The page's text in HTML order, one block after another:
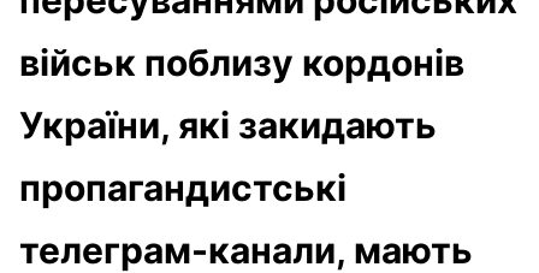
військ поблизу кордонів
України, які закидають
пропагандистські
телеграм-канали, мають